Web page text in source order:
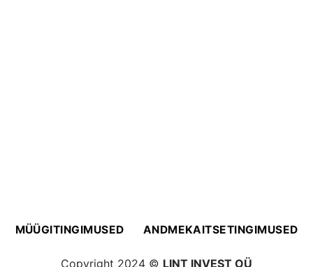
MÜÜGITINGIMUSED ANDMEKAITSETINGIMUSED
Copyright 2024 © LINT INVEST OÜ